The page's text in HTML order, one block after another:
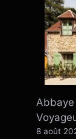
Abbaye
8 août